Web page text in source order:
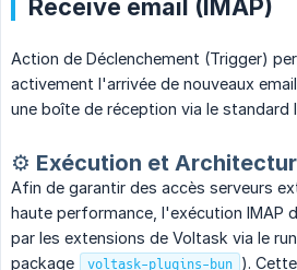
Receive email (IMAP)
Action de Déclenchement (Trigger)
activement l'arrivée de nouveaux
une boîte de réception via le standard
⚙️ Exécution et
Afin de garantir des accès serveurs
haute performance, l'exécution IMAP
par les extensions de Voltask via le
package
voltask-plugins-bun ).